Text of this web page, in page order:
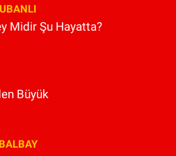
Midir Şu Hayatta?
Büyük